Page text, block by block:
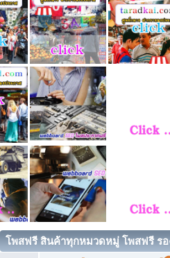
โพสฟรี สินค้าทุกหมวดหมู่ โพสฟรี รอ